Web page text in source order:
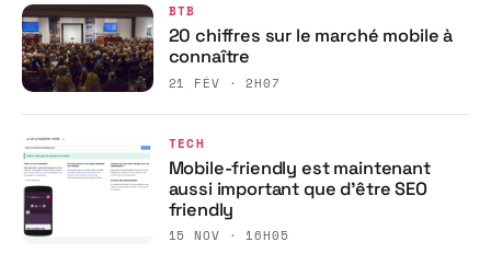
BTB
20 chiffres sur le marché mobile à
connaître
21 FÉV · 2H07
TECH
Mobile-friendly est maintenant
aussi important que d’être SEO
friendly
15 NOV · 16H05